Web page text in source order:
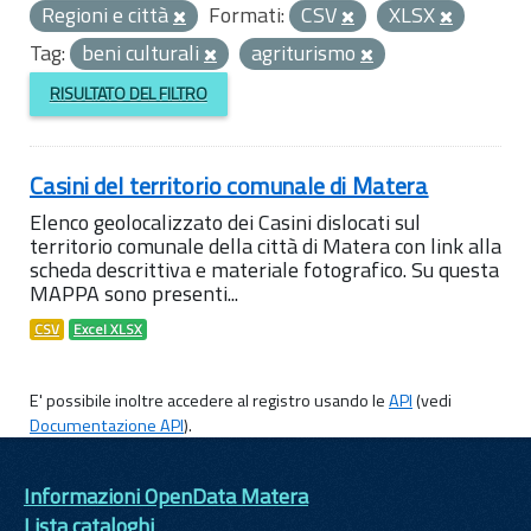
Regioni e città
Formati: CSV
XLSX
Tag: beni culturali agriturismo
RISULTATO DEL FILTRO
Casini del territorio comunale di Matera
Elenco geolocalizzato dei Casini dislocati sul
territorio comunale della città di Matera con link alla
scheda descrittiva e materiale fotografico. Su questa
MAPPA sono presenti...
CSV Excel XLSX
E' possibile inoltre accedere al registro usando leAPI(vedi
Documentazione API).
Informazioni OpenData Matera